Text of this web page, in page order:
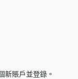
新賬戶並登錄。